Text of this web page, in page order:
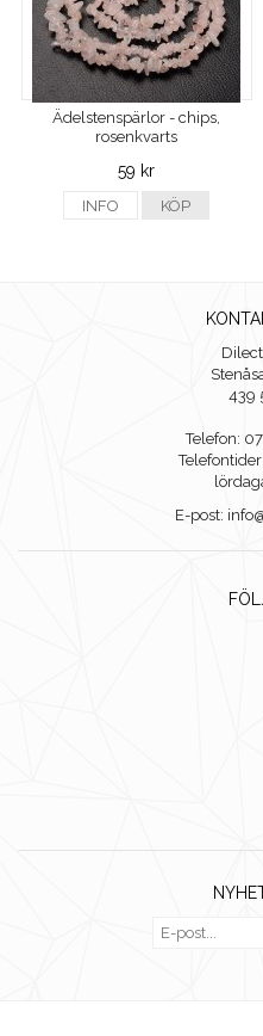
Ädelstenspärlor - chips,
rosenkvarts
59 kr
INFO KÖP
439
Telefon:
E-post: